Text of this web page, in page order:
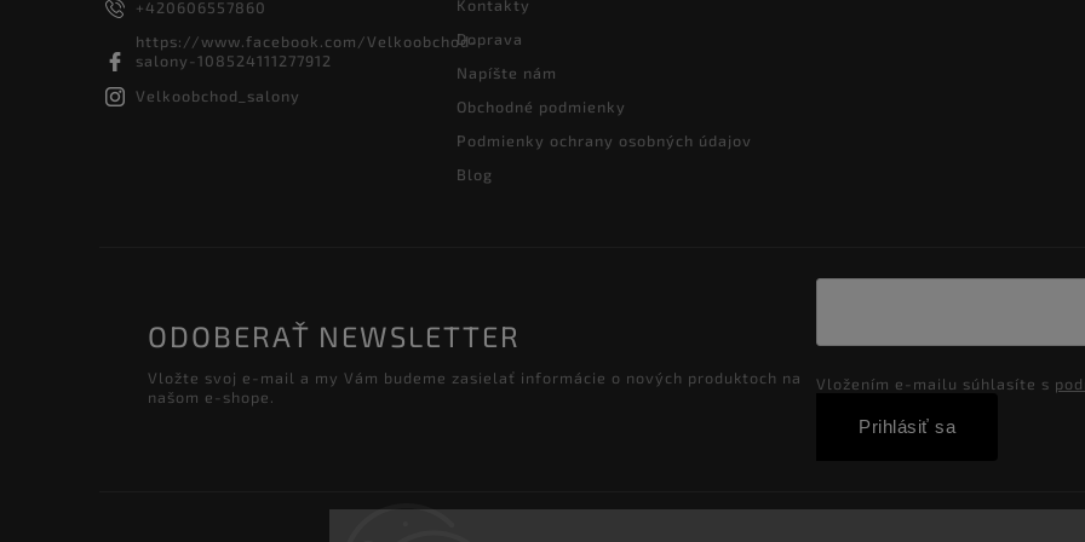
+420606557860
https://www.facebook.com/Velkoobchod-
salony-108524111277912
Velkoobchod_salony
Kontakty
Doprava
Napíšte nám
Obchodné podmienky
Podmienky ochrany osobných údajov
Blog
ODOBERAŤ NEWSLETTER
Vložte svoj e-mail a my Vám budeme zasielať informácie o nových produktoch na
našom e-shope.
Vložením e-mailu súhlasíte s
Prihlásiť sa